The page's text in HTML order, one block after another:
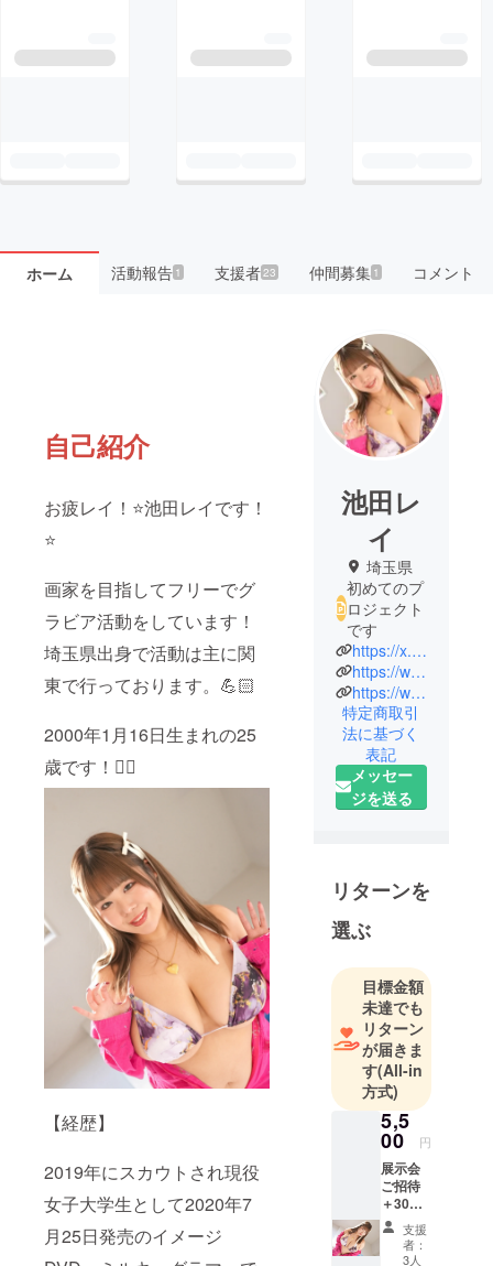
ホーム 活動報告1 支援者23 仲間募集 1 コメント
自己紹介
お疲レイ！⭐️池田レイです！
⭐️
画家を目指してフリーでグ
ラビア活動をしています！
埼玉県出身で活動は主に関
東で行っております。💪🏻
2000年1月16日生まれの25
歳です！✌🏻
【経歴】
2019年にスカウトされ現役
女子大学生として2020年7
月25日発売のイメージ
池田レ
イ
埼玉県
初めてのプ
ロジェクト
です
https://x.com/rei_ikeda116?s=21&t=YzJlL-E7e3C2ANLA6HZnvQ
https://www.instagram.com/rei_ikeda_0116?igsh=dDJsZ3EzaW14eWg5&utm_source=qr
https://www.tiktok.com/@rei_ikeda?_t=ZS-8xnAWksS990&_r=1
特定商取引
法に基づく
表記
メッセー
ジを送る
リターンを
選ぶ
目標金額
未達でも
リターン
が届きま
す(All-in
方式)
5,5
00 円
展示会
ご招待
＋30秒
撮影券
展示会
への招
支援
者：
3人